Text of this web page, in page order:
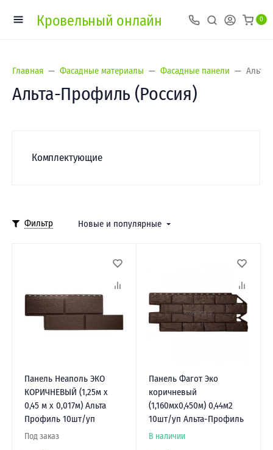
Кровельный онлайн 0
Главная Фасадные материалы Фасадные панели
Альта-Профиль (Россия)
Комплектующие
Фильтр Новые и популярные
Панель Неаполь ЭКО
КОРИЧНЕВЫЙ (1,25м х
0,45 м х 0,017м) Альта
Профиль 10шт/уп
Под заказ
Панель Фагот Эко
коричневый
(1,160мх0,450м) 0,44м2
10шт/уп Альта-Профиль
В наличии